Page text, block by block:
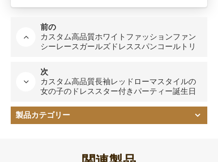
前の
カスタム高品質ホワイトファッションファン
シーレースガールズドレススパンコールトリ
工場
次
カスタム高品質長袖レッドローマスタイルの
女の子のドレススター付きパーティー誕生日
製品カテゴリー